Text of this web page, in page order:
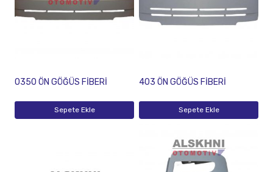
O350 ÖN GÖĞÜS FİBERİ
Sepete Ekle
403 ÖN GÖĞÜS FİBERİ
Sepete Ekle